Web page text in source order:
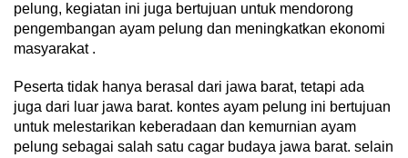
pelung, kegiatan ini juga bertujuan untuk mendorong
pengembangan ayam pelung dan meningkatkan ekonomi
masyarakat .
Peserta tidak hanya berasal dari jawa barat, tetapi ada
juga dari luar jawa barat. kontes ayam pelung ini bertujuan
untuk melestarikan keberadaan dan kemurnian ayam
pelung sebagai salah satu cagar budaya jawa barat. selain